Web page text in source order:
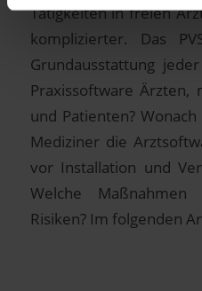
Tätigkeiten in freien
komplizierter. Das
Grundausstattung
Praxissoftware Ärzten,
und Patienten?
Mediziner die
vor Installation und
Welche
Risiken? Im folgenden